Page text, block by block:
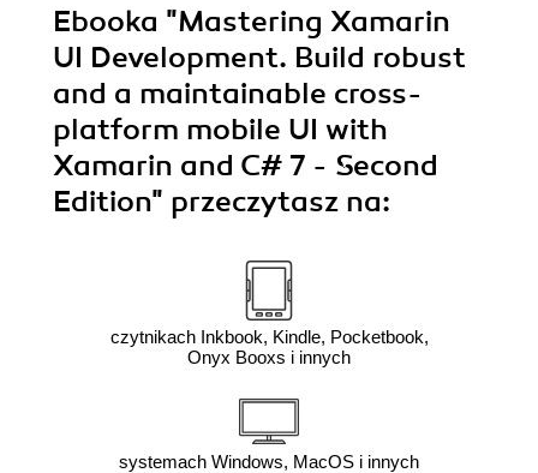
Ebooka "Mastering Xamarin
UI Development. Build robust
and a maintainable cross-
platform mobile UI with
Xamarin and C# 7 - Second
Edition" przeczytasz na:
czytnikach Inkbook, Kindle, Pocketbook,
Onyx Booxs i innych
systemach Windows, MacOS i innych